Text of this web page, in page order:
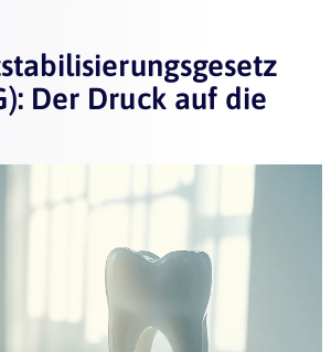
Der Druck auf die